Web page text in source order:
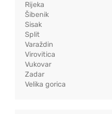
Rijeka
Šibenik
Sisak
Split
Varaždin
Virovitica
Vukovar
Zadar
Velika gorica